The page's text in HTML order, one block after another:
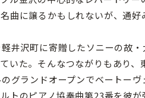
曲に譲るかもしれないが、通
井沢町に寄贈したソニーの故
いた。そんなつながりもあり
グランドオープンでベートー
トのピアノ協奏曲第23番を彼